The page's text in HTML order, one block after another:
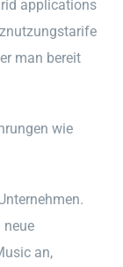
applications
man bereit
wie
neue
an,